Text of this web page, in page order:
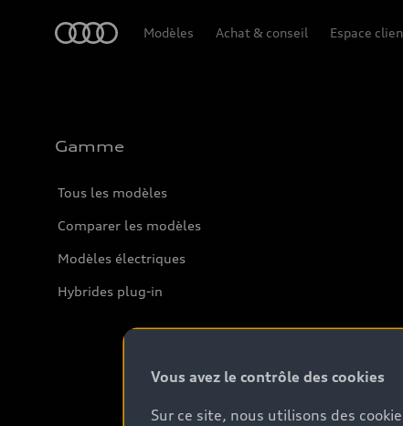
Modèles Achat & conseil Espace
Gamme
Tous les modèles
Comparer les modèles
Modèles électriques
Hybrides plug-in
Vous avez le contrôle des cookies
Sur ce site, nous utilisons des